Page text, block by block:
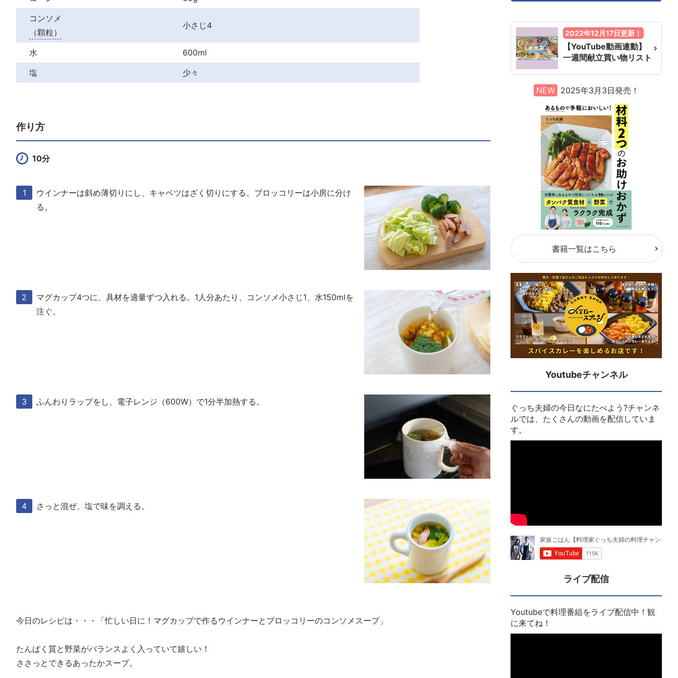
コンソメ
（顆粒）
小さじ4
水
600ml
塩
少々
作り方
10分
ウインナーは斜め薄切りにし、キャベツはざく切りにする。ブロッコリーは小房に分け
る。
マグカップ4つに、具材を適量ずつ入れる。1人分あたり、コンソメ小さじ1、水150mlを
注ぐ。
ふんわりラップをし、電子レンジ（600W）で1分半加熱する。
さっと混ぜ、塩で味を調える。
今日のレシピは・・・「忙しい日に！マグカップで作るウインナーとブロッコリーのコンソメスープ」
たんぱく質と野菜がバランスよく入っていて嬉しい！
ささっとできるあったかスープ。
2022年12月17日更新！
【YouTube動画連動】
一週間献立買い物リスト
NEW 2025年3月3日発売！
書籍一覧はこちら
Youtubeチャンネル
ぐっち夫婦の今日なにたべよう?チャンネ
ルでは、たくさんの動画を配信していま
す。
ライブ配信
Youtubeで料理番組をライブ配信中！観
に来てね！